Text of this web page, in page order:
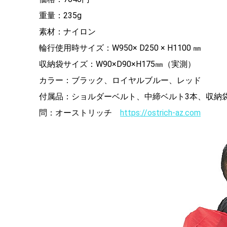
重量：235g
素材：ナイロン
輪行使用時サイズ：W950× D250 × H1100 ㎜
収納袋サイズ：W90×D90×H175㎜（実測）
カラー：ブラック、ロイヤルブルー、レッド
付属品：ショルダーベルト、中締ベルト3本、収納
問：オーストリッチ
https://ostrich-az.com